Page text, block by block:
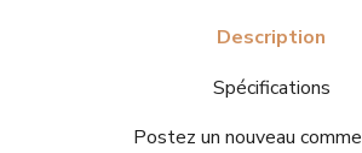
Description
Spécifications
Postez un nouveau